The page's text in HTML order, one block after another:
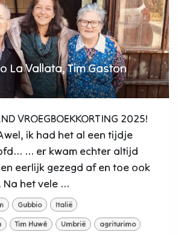
La Vallata, Tim Gaston
VROEGBOEKKORTING 2025!
Awel, ik had het al een tijdje
... er kwam echter altijd
eerlijk gezegd af en toe ook
het vele ...
Gubbio Italië
Tim Huwé Umbrië agriturimo